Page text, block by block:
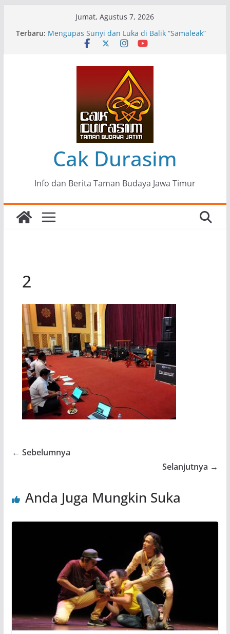
Jumat, Agustus 7, 2026
Terbaru: Pameran Lukisan Komunitas Patria Seni Rupa
Kota Blitar : Ketika “Bergerak” Menjadi Mantra
Mengupas Sunyi dan Luka di Balik “Samaleak”
Menjaga Marwah Seni dan Budaya: Catatan
Kunjungan Kerja Ir. Bambang Haryo Soekartono
(BHS) Anggota DPR RI ke Taman Budaya Jawa
Pameran Tunggal 35 Karya Agus Koecink
“Tumbang Tambang”, Ungkapan Kritis Tentang
Derita Pekerja Pertambangan
Cak Durasim
Info dan Berita Taman Budaya Jawa Timur
2
← Sebelumnya
Selanjutnya →
Anda Juga Mungkin Suka